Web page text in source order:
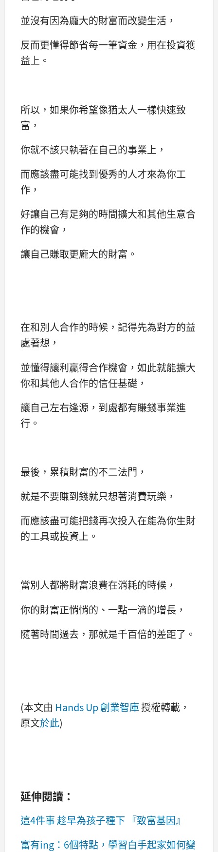
並沒有因為龐大的財富而改變生活，
反而更懂得節省每一筆資金，用在投資獲
益上。
所以，如果你希望像猶太人一樣快速致
富，
你就不該只執著在自己的事業上，
而應該盡可能找到優秀的人才來為你工
作，
好讓自己有足夠的時間擴大和其他生意合
作的機會，
讓自己賺取更龐大的財富。
在和別人合作的時候，記得先為對方的益
處著想，
並懂得讓利贏得合作機會，如此就能擴大
你和其他人合作的信任基礎，
讓自己左右逢源，到處都有賺錢事業進
行。
最後，累積財富的不二法門，
就是不要賺到錢就只想著消費玩樂，
而應該盡可能把錢再次投入在能為你生財
的工具或投資上。
當別人都將財富浪費在消耗的時候，
你的財富正悄悄的、一點一滴的增長，
隨著時間過去，那就是千百倍的差距了。
(本文由 Hands Up 創業智庫授權轉載，
原文於此)
延伸閱讀：
這4件事 趁早為孩子種下 『致富基因』
富有ing：6個特點，學習白手起家如何變